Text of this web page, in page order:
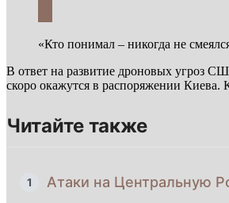
«Кто понимал – никогда не
В ответ на развитие дроновых угроз
скоро окажутся в распоряжении Киева.
Читайте также
1 Атаки на Центральную